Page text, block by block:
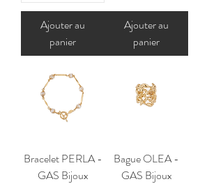
Ajouter au
panier
Ajouter au
panier
Bracelet PERLA -
GAS Bijoux
Bague OLEA -
GAS Bijoux